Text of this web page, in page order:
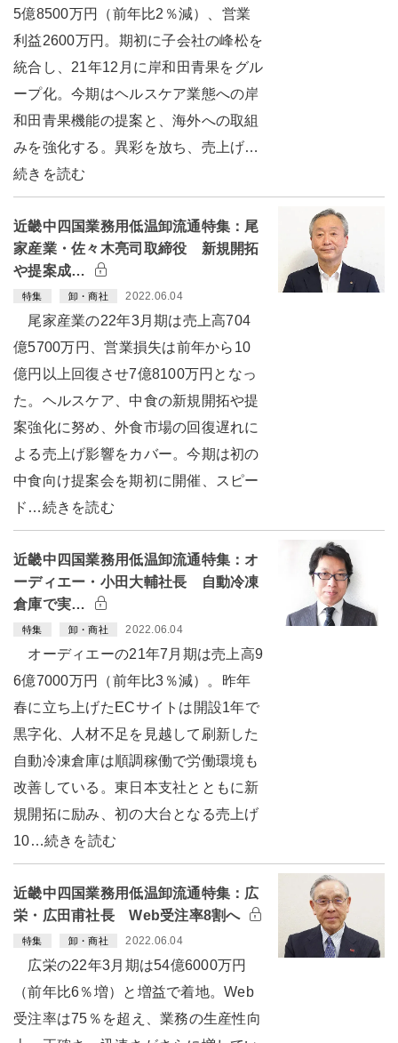
5億8500万円（前年比2％減）、営業
利益2600万円。期初に子会社の峰松を
統合し、21年12月に岸和田青果をグル
ープ化。今期はヘルスケア業態への岸
和田青果機能の提案と、海外への取組
みを強化する。異彩を放ち、売上げ…
続きを読む
近畿中四国業務用低温卸流通特集：尾
家産業・佐々木亮司取締役 新規開拓
や提案成…
特集 卸・商社 2022.06.04
尾家産業の22年3月期は売上高704
億5700万円、営業損失は前年から10
億円以上回復させ7億8100万円となっ
た。ヘルスケア、中食の新規開拓や提
案強化に努め、外食市場の回復遅れに
よる売上げ影響をカバー。今期は初の
中食向け提案会を期初に開催、スピー
ド…続きを読む
近畿中四国業務用低温卸流通特集：オ
ーディエー・小田大輔社長 自動冷凍
倉庫で実…
特集 卸・商社 2022.06.04
オーディエーの21年7月期は売上高9
6億7000万円（前年比3％減）。昨年
春に立ち上げたECサイトは開設1年で
黒字化、人材不足を見越して刷新した
自動冷凍倉庫は順調稼働で労働環境も
改善している。東日本支社とともに新
規開拓に励み、初の大台となる売上げ
10…続きを読む
近畿中四国業務用低温卸流通特集：広
栄・広田甫社長 Web受注率8割へ
特集 卸・商社 2022.06.04
広栄の22年3月期は54億6000万円
（前年比6％増）と増益で着地。Web
受注率は75％を超え、業務の生産性向